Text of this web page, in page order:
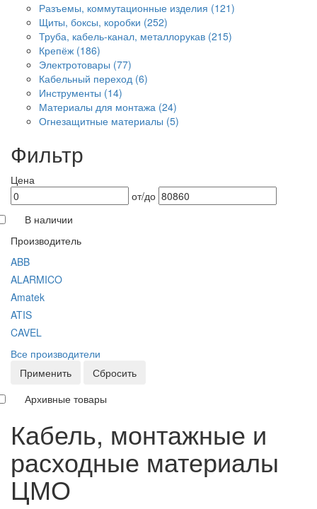
Разъемы, коммутационные изделия (121)
Щиты, боксы, коробки (252)
Труба, кабель-канал, металлорукав (215)
Крепёж (186)
Электротовары (77)
Кабельный переход (6)
Инструменты (14)
Материалы для монтажа (24)
Огнезащитные материалы (5)
Фильтр
Цена
от/до
В наличии
Производитель
ABB
ALARMICO
Amatek
ATIS
CAVEL
Все производители
Применить
Сбросить
Архивные товары
Кабель, монтажные и
расходные материалы
ЦМО